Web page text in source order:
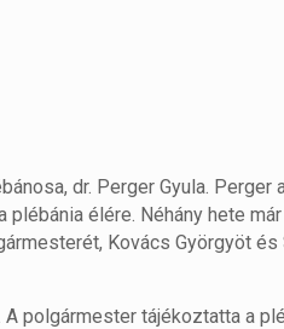
dr. Perger Gyula. Perger
élére. Néhány hete
Kovács Györgyöt
polgármester tájékoztatta a